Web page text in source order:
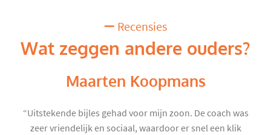
Recensies
Wat zeggen andere ouders?
Maarten Koopmans
“Uitstekende bijles gehad voor mijn zoon. De coach was
zeer vriendelijk en sociaal, waardoor er snel een klik